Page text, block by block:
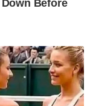
Before